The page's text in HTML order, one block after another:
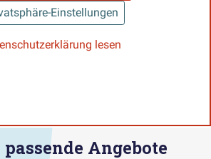
Einstellungen
lesen
Angebote